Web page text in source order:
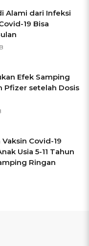
Alami dari Infeksi
19 Bisa
Efek Samping
Pfizer setelah Dosis
Covid-19
Usia 5-11 Tahun
Ringan